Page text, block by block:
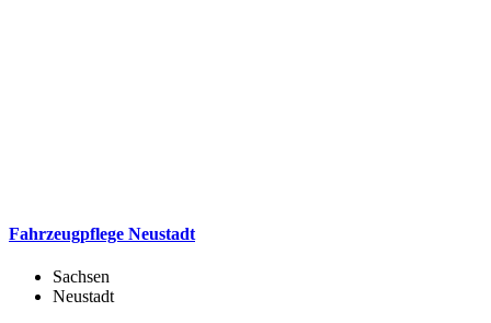
Fahrzeugpflege Neustadt
Sachsen
Neustadt